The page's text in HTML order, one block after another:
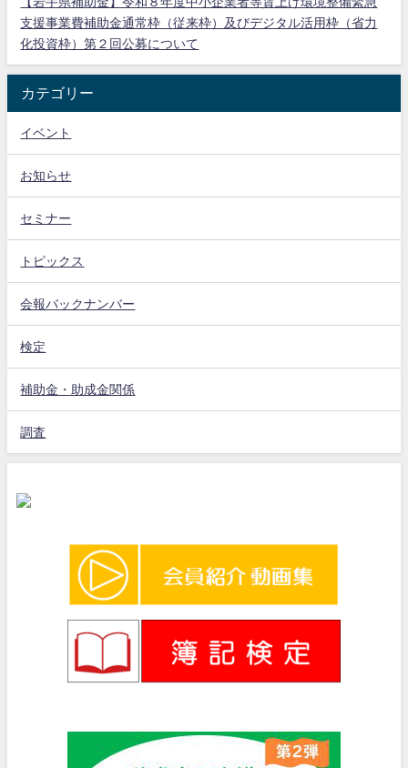
支援事業費補助金通常枠（従来枠）及びデジタル活用枠（省力
化投資枠）第２回公募について
カテゴリー
イベント
お知らせ
セミナー
トピックス
会報バックナンバー
検定
補助金・助成金関係
調査